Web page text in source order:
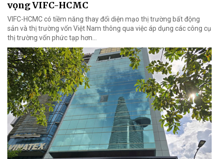
vọng VIFC-HCMC
VIFC-HCMC có tiềm năng thay đổi diện mạo thị trường bất động
sản và thị trường vốn Việt Nam thông qua việc áp dụng các công cụ
thị trường vốn phức tạp hơn...